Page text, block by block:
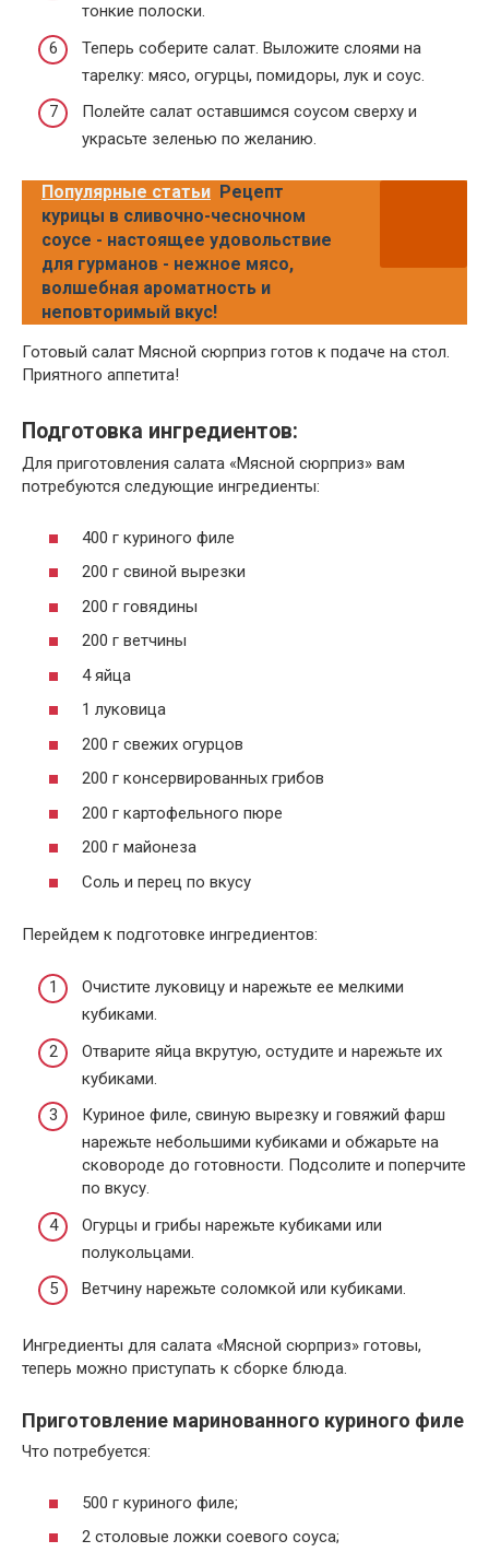
тонкие полоски.
Теперь соберите салат. Выложите слоями на
тарелку: мясо, огурцы, помидоры, лук и соус.
Полейте салат оставшимся соусом сверху и
украсьте зеленью по желанию.
Популярные статьи Рецепт
курицы в сливочно-чесночном
соусе - настоящее удовольствие
для гурманов - нежное мясо,
волшебная ароматность и
неповторимый вкус!
Готовый салат Мясной сюрприз готов к подаче на стол.
Приятного аппетита!
Подготовка ингредиентов:
Для приготовления салата «Мясной сюрприз» вам
потребуются следующие ингредиенты:
400 г куриного филе
200 г свиной вырезки
200 г говядины
200 г ветчины
4 яйца
1 луковица
200 г свежих огурцов
200 г консервированных грибов
200 г картофельного пюре
200 г майонеза
Соль и перец по вкусу
Перейдем к подготовке ингредиентов:
Очистите луковицу и нарежьте ее мелкими
кубиками.
Отварите яйца вкрутую, остудите и нарежьте их
кубиками.
Куриное филе, свиную вырезку и говяжий фарш
нарежьте небольшими кубиками и обжарьте на
сковороде до готовности. Подсолите и поперчите
по вкусу.
Огурцы и грибы нарежьте кубиками или
полукольцами.
Ветчину нарежьте соломкой или кубиками.
Ингредиенты для салата «Мясной сюрприз» готовы,
теперь можно приступать к сборке блюда.
Приготовление маринованного куриного филе
Что потребуется:
500 г куриного филе;
2 столовые ложки соевого соуса;